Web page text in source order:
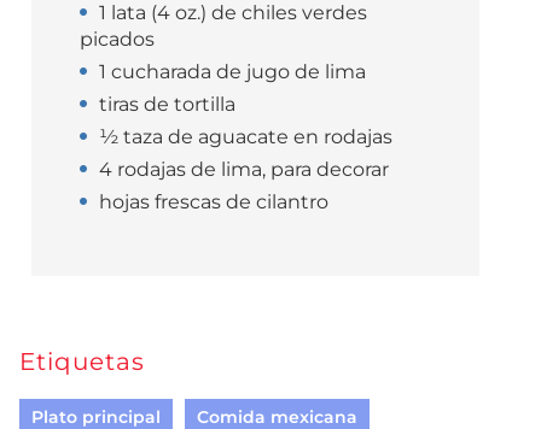
1 lata (4 oz.) de chiles verdes
picados
1 cucharada de jugo de lima
tiras de tortilla
½ taza de aguacate en rodajas
4 rodajas de lima, para decorar
hojas frescas de cilantro
Etiquetas
Plato principal Comida mexicana